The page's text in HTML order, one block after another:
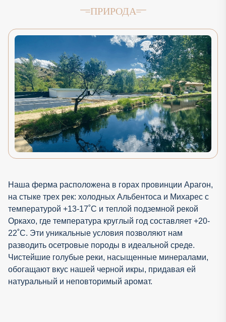
ПРИРОДА
Наша ферма расположена в горах провинции Арагон,
на стыке трех рек: холодных Альбентоса и Михарес с
температурой +13-17˚C и теплой подземной рекой
Оркахо, где температура круглый год составляет +20-
22˚C. Эти уникальные условия позволяют нам
разводить осетровые породы в идеальной среде.
Чистейшие голубые реки, насыщенные минералами,
обогащают вкус нашей черной икры, придавая ей
натуральный и неповторимый аромат.